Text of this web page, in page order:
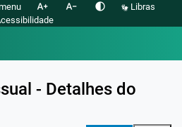
text_increase text_decrease contrast
Libras
- Detalhes do